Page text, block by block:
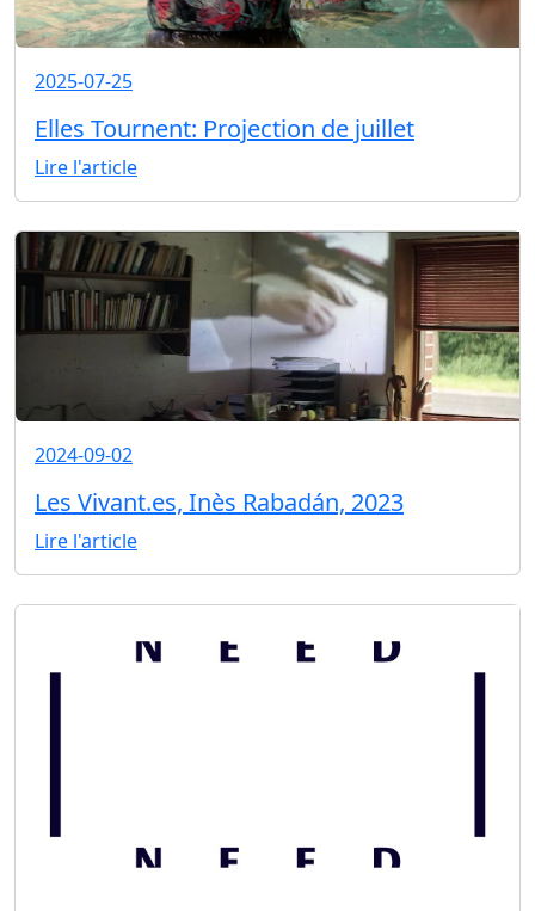
2025-07-25
Elles Tournent: Projection de juillet
Lire l'article
2024-09-02
Les Vivant.es, Inès Rabadán, 2023
Lire l'article